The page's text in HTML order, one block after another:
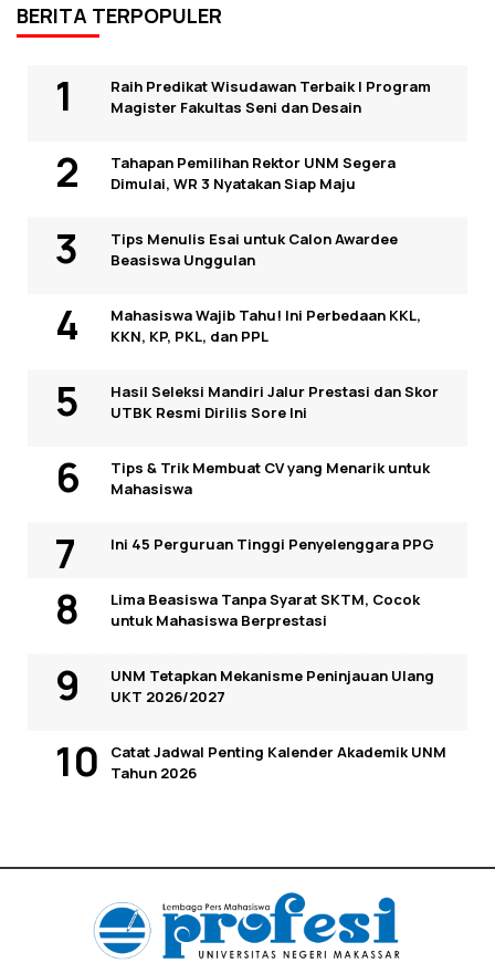
BERITA TERPOPULER
Raih Predikat Wisudawan Terbaik I Program
Magister Fakultas Seni dan Desain
Tahapan Pemilihan Rektor UNM Segera
Dimulai, WR 3 Nyatakan Siap Maju
Tips Menulis Esai untuk Calon Awardee
Beasiswa Unggulan
Mahasiswa Wajib Tahu! Ini Perbedaan KKL,
KKN, KP, PKL, dan PPL
Hasil Seleksi Mandiri Jalur Prestasi dan Skor
UTBK Resmi Dirilis Sore Ini
Tips & Trik Membuat CV yang Menarik untuk
Mahasiswa
Ini 45 Perguruan Tinggi Penyelenggara PPG
Lima Beasiswa Tanpa Syarat SKTM, Cocok
untuk Mahasiswa Berprestasi
UNM Tetapkan Mekanisme Peninjauan Ulang
UKT 2026/2027
Catat Jadwal Penting Kalender Akademik UNM
Tahun 2026